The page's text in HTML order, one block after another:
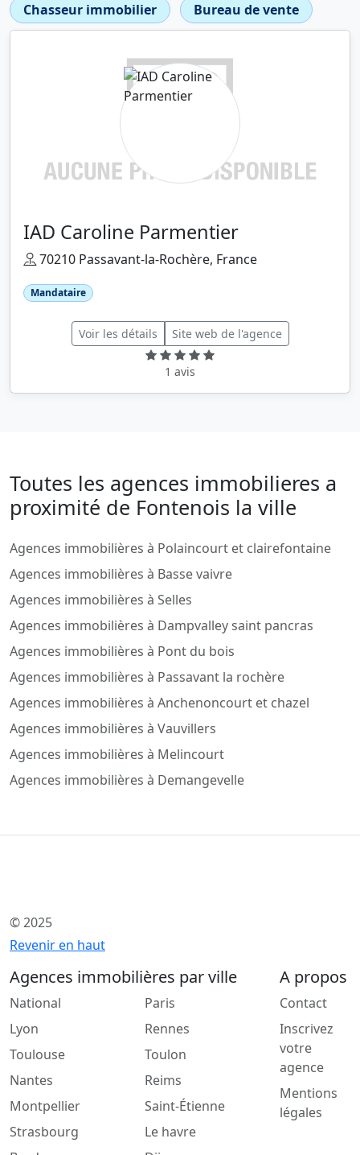
Chasseur immobilier
Bureau de vente
IAD Caroline Parmentier
70210 Passavant-la-Rochère, France
Mandataire
Voir les détails Site web de l'agence
1 avis
Toutes les agences immobilieres a
proximité de Fontenois la ville
Agences immobilières à Polaincourt et clairefontaine
Agences immobilières à Basse vaivre
Agences immobilières à Selles
Agences immobilières à Dampvalley saint pancras
Agences immobilières à Pont du bois
Agences immobilières à Passavant la rochère
Agences immobilières à Anchenoncourt et chazel
Agences immobilières à Vauvillers
Agences immobilières à Melincourt
Agences immobilières à Demangevelle
© 2025
Revenir en haut
Agences immobilières par ville
National
Lyon
Toulouse
Nantes
Montpellier
Strasbourg
Paris
Rennes
Toulon
Reims
Saint-Étienne
Le havre
A propos
Contact
Inscrivez
votre
agence
Mentions
légales